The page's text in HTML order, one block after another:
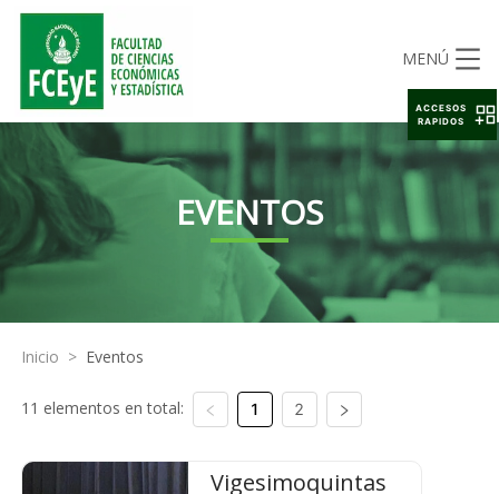
MENÚ
EVENTOS
Inicio > Eventos
11 elementos en total: 1 2
Vigesimoquintas
ACCESOS
RAPIDOS